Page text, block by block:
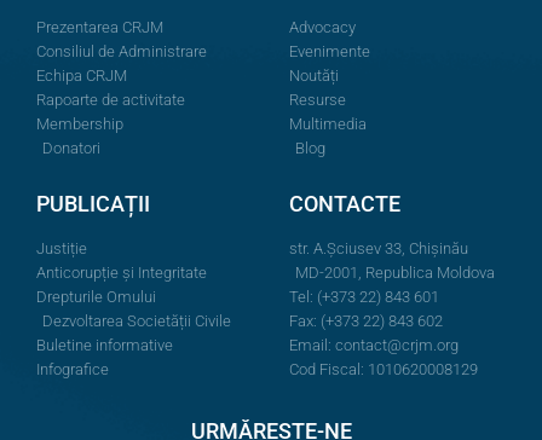
Prezentarea CRJM
Consiliul de Administrare
Echipa CRJM
Rapoarte de activitate
Membership
Donatori
Advocacy
Evenimente
Noutăți
Resurse
Multimedia
Blog
PUBLICAȚII
Justiție
Anticorupție și Integritate
Drepturile Omului
Dezvoltarea Societății Civile
Buletine informative
Infografice
CONTACTE
str. A.Şciusev 33, Chișinău
MD-2001, Republica Moldova
Tel: (+373 22) 843 601
Fax: (+373 22) 843 602
Email: contact@crjm.org
Cod Fiscal: 1010620008129
URMĂREȘTE-NE